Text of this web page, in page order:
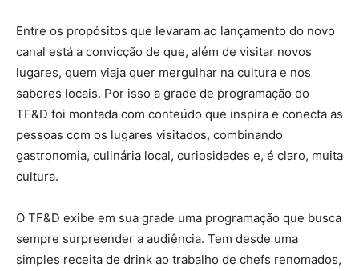
Entre os propósitos que levaram ao lançamento do novo
canal está a convicção de que, além de visitar novos
lugares, quem viaja quer mergulhar na cultura e nos
sabores locais. Por isso a grade de programação do
TF&D foi montada com conteúdo que inspira e conecta as
pessoas com os lugares visitados, combinando
gastronomia, culinária local, curiosidades e, é claro, muita
cultura.
O TF&D exibe em sua grade uma programação que busca
sempre surpreender a audiência. Tem desde uma
simples receita de drink ao trabalho de chefs renomados,